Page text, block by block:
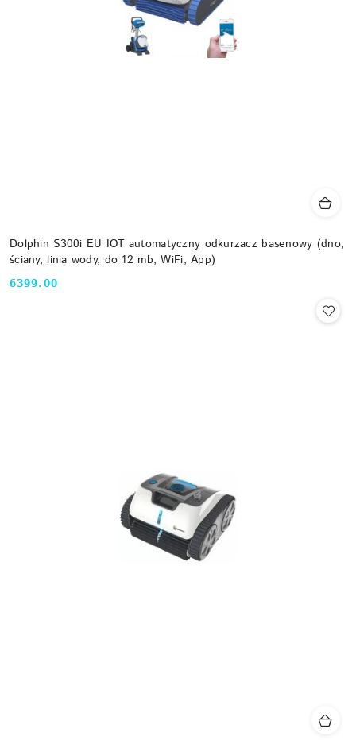
Dolphin S300i EU IOT automatyczny odkurzacz basenowy (dno,
ściany, linia wody, do 12 mb, WiFi, App)
Cena:
6399.00